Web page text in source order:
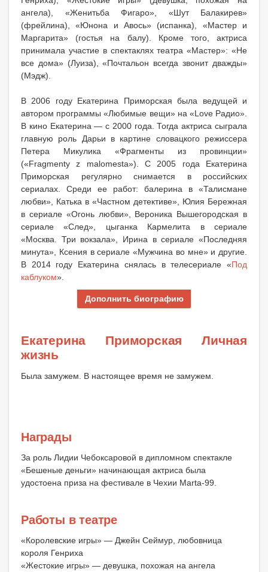
ангела), «Женитьба Фигаро», «Шут Балакирев»
(фрейлина), «Юнона и Авось» (испанка), «Мастер и
Маргарита» (гостья на балу). Кроме того, актриса
принимала участие в спектаклях театра «Мастер»: «Не
все дома» (Луиза), «Почтальон всегда звонит дважды»
(Мэдж).
В 2006 году Екатерина Приморская была ведущей и
автором программы «Любимые вещи» на «Love Радио».
В кино Екатерина — с 2000 года. Тогда актриса сыграла
главную роль Дарьи в картине словацкого режиссера
Петера Микулика «Фрагменты из провинции»
(«Fragmenty z malomesta»). С 2005 года Екатерина
Приморская регулярно снимается в российских
сериалах. Среди ее работ: балерина в «Талисмане
любви», Катька в «Частном детективе», Юлия Бережная
в сериале «Огонь любви», Вероника Вышегородская в
сериале «След», цыганка Кармелита в сериале
«Москва. Три вокзала», Ирина в сериале «Последняя
минута», Ксения в сериале «Мужчина во мне» и другие.
В 2014 году Екатерина снялась в телесериале «Под
каблуком».
Дополнить биографию
Екатерина Приморская Личная
жизнь
Была замужем. В настоящее время не замужем.
Награды
За роль Лидии Чебоксаровой в дипломном спектакле
«Бешеные деньги» начинающая актриса была
удостоена приза на фестивале в Чехии Marta-99.
Работы в театре
«Королевские игры» — Джейн Сеймур, любовница
короля Генриха
«Жестокие игры» — девушка, похожая на ангела